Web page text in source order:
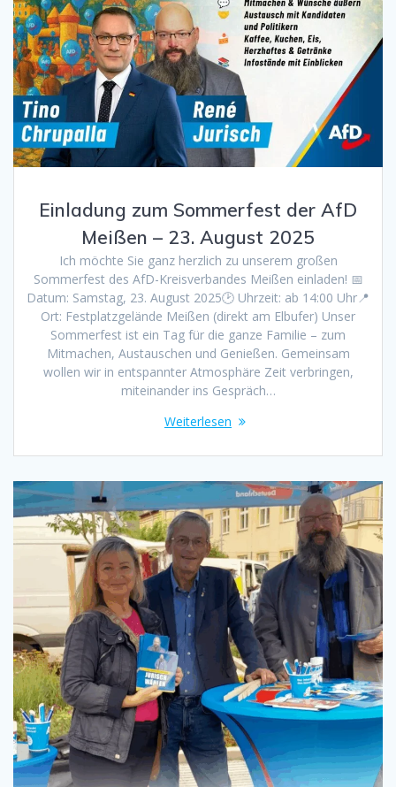
Einladung zum Sommerfest der AfD
Meißen – 23. August 2025
Ich möchte Sie ganz herzlich zu unserem großen
Sommerfest des AfD-Kreisverbandes Meißen einladen! 📅
Datum: Samstag, 23. August 2025🕑 Uhrzeit: ab 14:00 Uhr📍
Ort: Festplatzgelände Meißen (direkt am Elbufer) Unser
Sommerfest ist ein Tag für die ganze Familie – zum
Mitmachen, Austauschen und Genießen. Gemeinsam
wollen wir in entspannter Atmosphäre Zeit verbringen,
miteinander ins Gespräch…
Weiterlesen